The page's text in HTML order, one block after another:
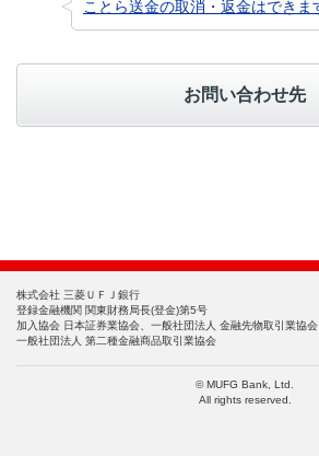
ことら送金の取消・返金はできま
お問い合わせ先
株式会社 三菱ＵＦＪ銀行
登録金融機関 関東財務局長(登金)第5号
加入協会 日本証券業協会、一般社団法人 金融先物取引業協会
一般社団法人 第二種金融商品取引業協会
© MUFG Bank, Ltd.
All rights reserved.